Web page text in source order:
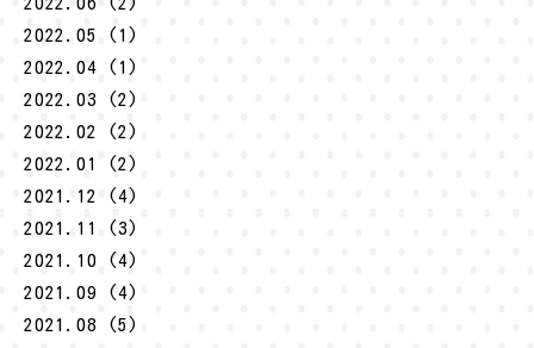
2022.05 (1)
2022.04 (1)
2022.03 (2)
2022.02 (2)
2022.01 (2)
2021.12 (4)
2021.11 (3)
2021.10 (4)
2021.09 (4)
2021.08 (5)